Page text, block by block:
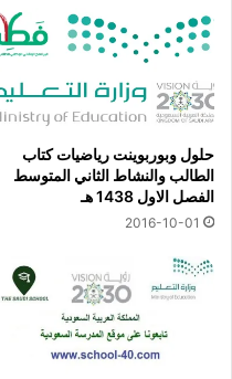
حلول وبوربوينت رياضيات كتاب
الطالب والنشاط الثاني المتوسط
الفصل الاول 1438 هـ
2016-10-01